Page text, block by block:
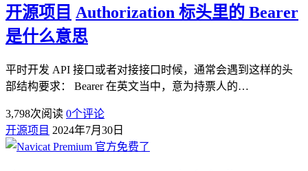
开源项目 Authorization 标头里的 Bearer
是什么意思
平时开发 API 接口或者对接接口时候，通常会遇到这样的头
部结构要求： Bearer 在英文当中，意为持票人的…
3,798次阅读 0个评论
开源项目 2024年7月30日